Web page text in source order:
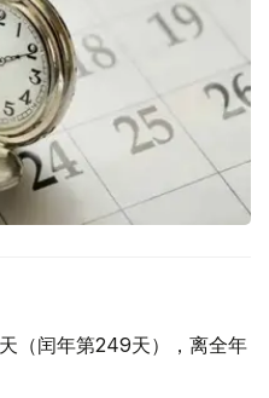
（闰年第249天），离全年